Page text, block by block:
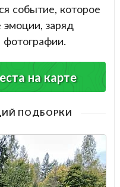
событие, которое
заряд
на карте
ПОДБОРКИ